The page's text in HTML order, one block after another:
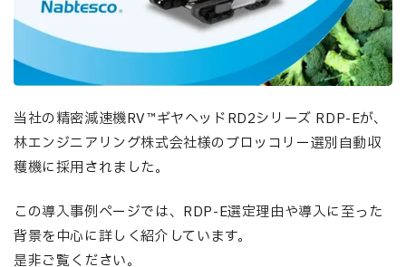
当社の精密減速機RV™ギヤヘッドRD2シリーズ RDP-Eが、
林エンジニアリング株式会社様のブロッコリー選別自動収
穫機に採用されました。
この導入事例ページでは、RDP-E選定理由や導入に至った
背景を中心に詳しく紹介しています。
是非ご覧ください。